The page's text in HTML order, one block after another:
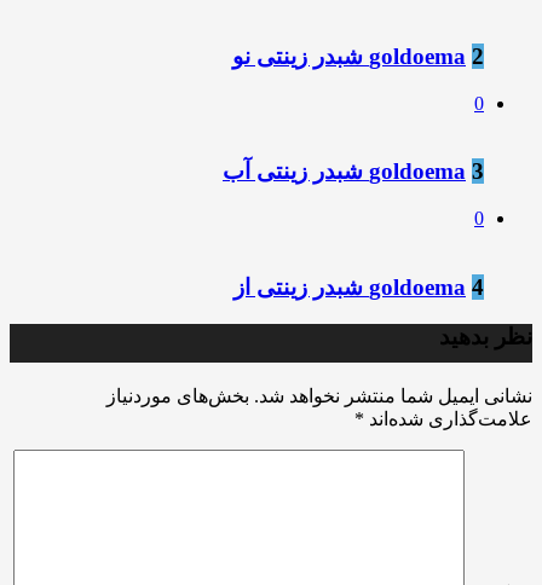
2 goldoema شبدر زینتی نو
0
3 goldoema شبدر زینتی آب
0
4 goldoema شبدر زینتی از
نظر بدهید
نشانی ایمیل شما منتشر نخواهد شد. بخش‌های موردنیاز
علامت‌گذاری شده‌اند *